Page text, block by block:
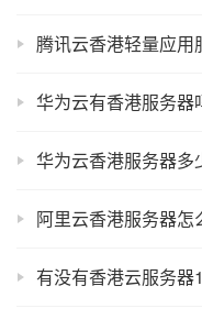
腾讯云香港轻量应
华为云有香港服务器
华为云香港服务器多
阿里云香港服务器